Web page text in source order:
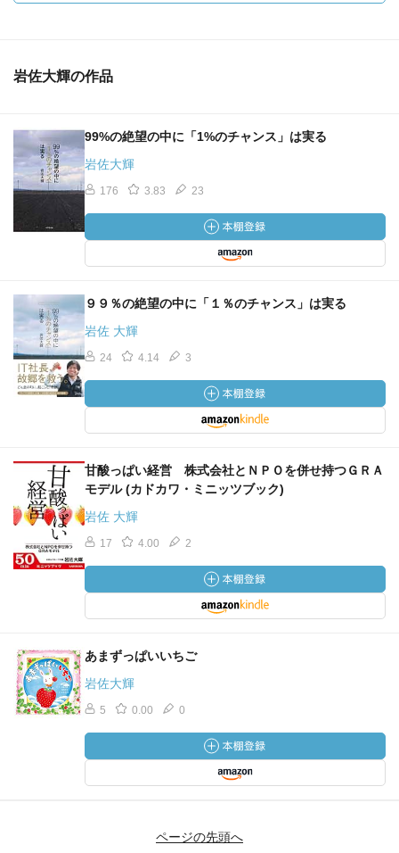
岩佐大輝の作品
99%の絶望の中に「1%のチャンス」は実る
岩佐大輝
176 3.83 23
９９％の絶望の中に「１％のチャンス」は実る
岩佐 大輝
24 4.14 3
甘酸っぱい経営 株式会社とＮＰＯを併せ持つＧＲＡ
モデル (カドカワ・ミニッツブック)
岩佐 大輝
17 4.00 2
あまずっぱいいちご
岩佐大輝
5 0.00 0
ページの先頭へ